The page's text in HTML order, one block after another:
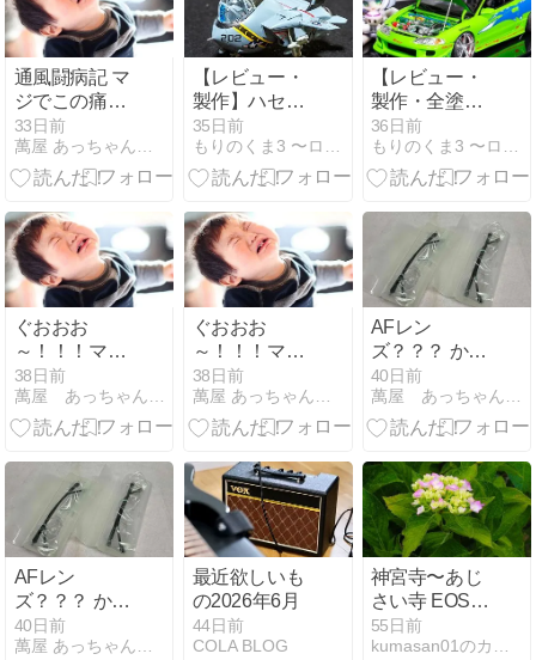
通風闘病記 マ
ジでこの痛み
をまた我が人
生で経験する
事になるとは
33日前
萬屋 あっちゃん商店 〜レンズ＆万年筆沼にようこそ♪〜
【レビュー・
製作】ハセガ
ワ たまごひこ
ーき F-14 トム
キャット
35日前
もりのくま3 〜ロードバイクとドールの日々〜
【レビュー・
製作・全塗
装】Revell
Fast&Furious
BRAIAN'S
ツレベル 1/25
ワイルドスピ
ード 三菱 エク
リプス ブライ
アン
【#carmodel】
36日前
もりのくま3 〜ロードバイクとドールの日々〜
ぐおおお
～！！！マジ
かよ！？また
持病が増えて
しまった。orz
38日前
萬屋 あっちゃん商店 レンズ＆万年筆沼にようこそ
ぐおおお
～！！！マジ
かよ！？また
持病が増えて
しまった。orz
38日前
萬屋 あっちゃん商店 〜レンズ＆万年筆沼にようこそ♪〜
AFレン
ズ？？？ かな
り眉唾ですが
買って見た。
一応近目では
か？？？
40日前
萬屋 あっちゃん商店 レンズ＆万年筆沼にようこそ
AFレン
ズ？？？ かな
り眉唾ですが
買って見た。
40日前
萬屋 あっちゃん商店 〜レンズ＆万年筆沼にようこそ♪〜
最近欲しいも
の2026年6月
44日前
COLA BLOG
神宮寺〜あじ
さい寺 EOS
5D Mark IV
EF85mm F1.2
55日前
kumasan01のカメラブログ